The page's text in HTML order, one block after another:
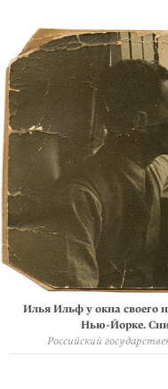
Илья Ильф у окна своего
Нью-Йорке.
Российский